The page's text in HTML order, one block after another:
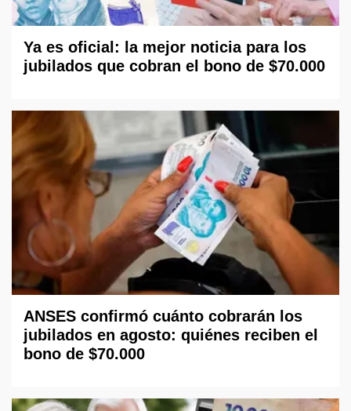
Ya es oficial: la mejor noticia para los
jubilados que cobran el bono de $70.000
ANSES confirmó cuánto cobrarán los
jubilados en agosto: quiénes reciben el
bono de $70.000